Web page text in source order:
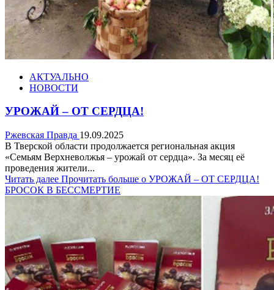
АКТУАЛЬНО
НОВОСТИ
УРОЖАЙ – ОТ СЕРДЦА!
Ржевская Правда 19.09.2025
В Тверской области продолжается региональная акция
«Семьям Верхневолжья – урожай от сердца». За месяц её
проведения жители...
Читать далее Прочитать больше о УРОЖАЙ – ОТ СЕРДЦА!
БРОСОК В БЕССМЕРТИЕ